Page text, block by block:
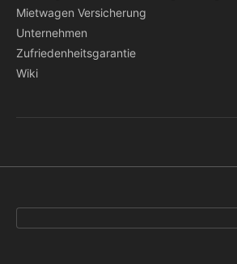
Mietwagen Versicherung
Unternehmen
Zufriedenheitsgarantie
Wiki